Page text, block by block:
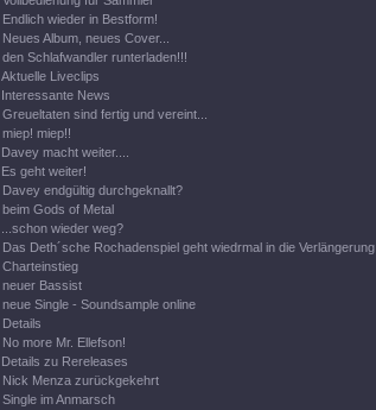
Endlich wieder in Bestform!
Neues Album, neues Cover...
den Schlafwandler runterladen!!!
Aktuelle Liveclips
Interessante News
Greueltaten sind fertig und vereint...
miep! miep!!
Davey macht weiter....
Es geht weiter!
Davey endgültig durchgeknallt?
beim Gods of Metal
...schon wieder weg?
Das Deth´sche Rochadenspiel geht wiedrmal in die Verlängerung
Charteinstieg
neuer Bassist
neue Single - Soundsample online
Details
No more Mr. Ellefson!
Details zu Rereleases
Nick Menza zurückgekehrt
Single im Anmarsch